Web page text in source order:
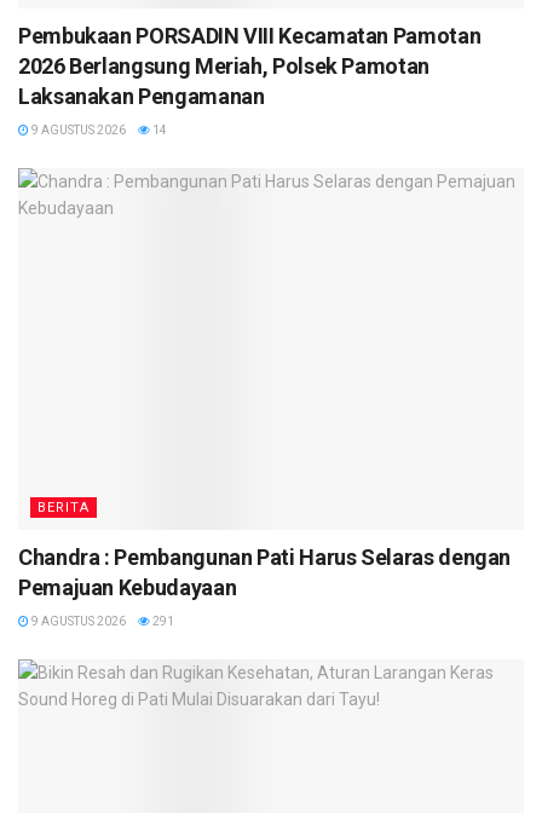
Pembukaan PORSADIN VIII Kecamatan Pamotan
2026 Berlangsung Meriah, Polsek Pamotan
Laksanakan Pengamanan
9 AGUSTUS 2026 14
BERITA
Chandra : Pembangunan Pati Harus Selaras dengan
Pemajuan Kebudayaan
9 AGUSTUS 2026 291